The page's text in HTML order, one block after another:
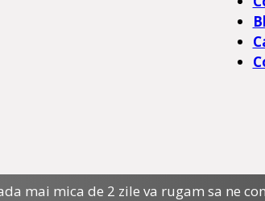
mai mica de 2 zile va rugam sa ne